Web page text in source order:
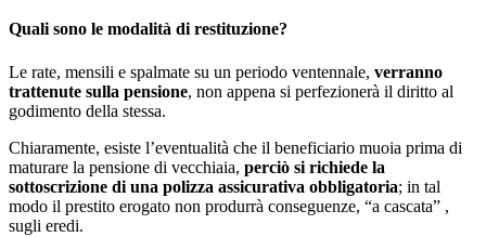
Quali sono le modalità di restituzione?
Le rate, mensili e spalmate su un periodo ventennale, verranno
trattenute sulla pensione, non appena si perfezionerà il diritto al
godimento della stessa.
Chiaramente, esiste l’eventualità che il beneficiario muoia prima di
maturare la pensione di vecchiaia, perciò si richiede la
sottoscrizione di una polizza assicurativa obbligatoria; in tal
modo il prestito erogato non produrrà conseguenze, “a cascata” ,
sugli eredi.